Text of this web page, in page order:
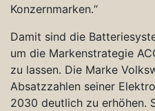
Konzernmarken.“
Damit sind die
um die Markenstrategie
zu lassen. Die Marke
Absatzzahlen seiner
2030 deutlich zu erhöhen.